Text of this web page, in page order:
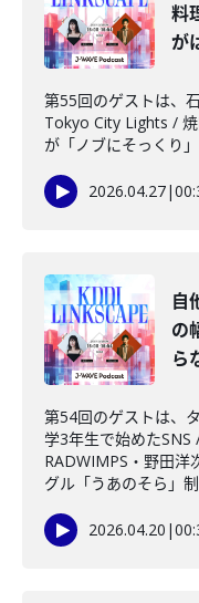
料
が
第55回のゲストは、
Tokyo City Lights /
が「ノブにそっくり
2026.04.27|
自
の
ら
第54回のゲストは、
学3年生で始めた
RADWIMPS・野田洋
グル「うあのそら」
2026.04.20 |